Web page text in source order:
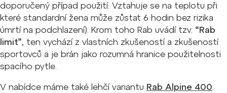
doporučený případ použití. Vztahuje se na teplotu při
které standardní žena může zůstat 6 hodin bez rizika
úmrtí na podchlazení). Krom toho Rab uvádí tzv. “Rab
limit”, ten vychází z vlastních zkušeností a zkušeností
sportovců a je brán jako rozumná hranice použitelnosti
spacího pytle.
V nabídce máme také lehčí variantu Rab Alpine 400.